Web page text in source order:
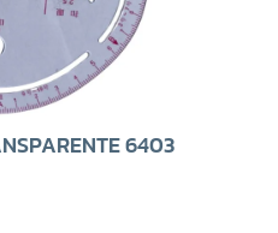
6403